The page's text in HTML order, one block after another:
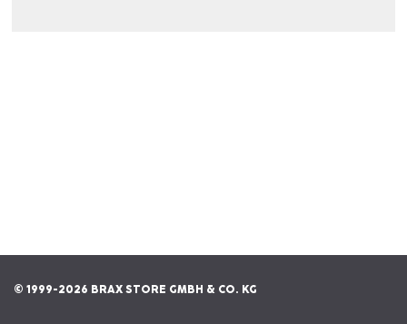
© 1999-2026 BRAX STORE GMBH & CO. KG